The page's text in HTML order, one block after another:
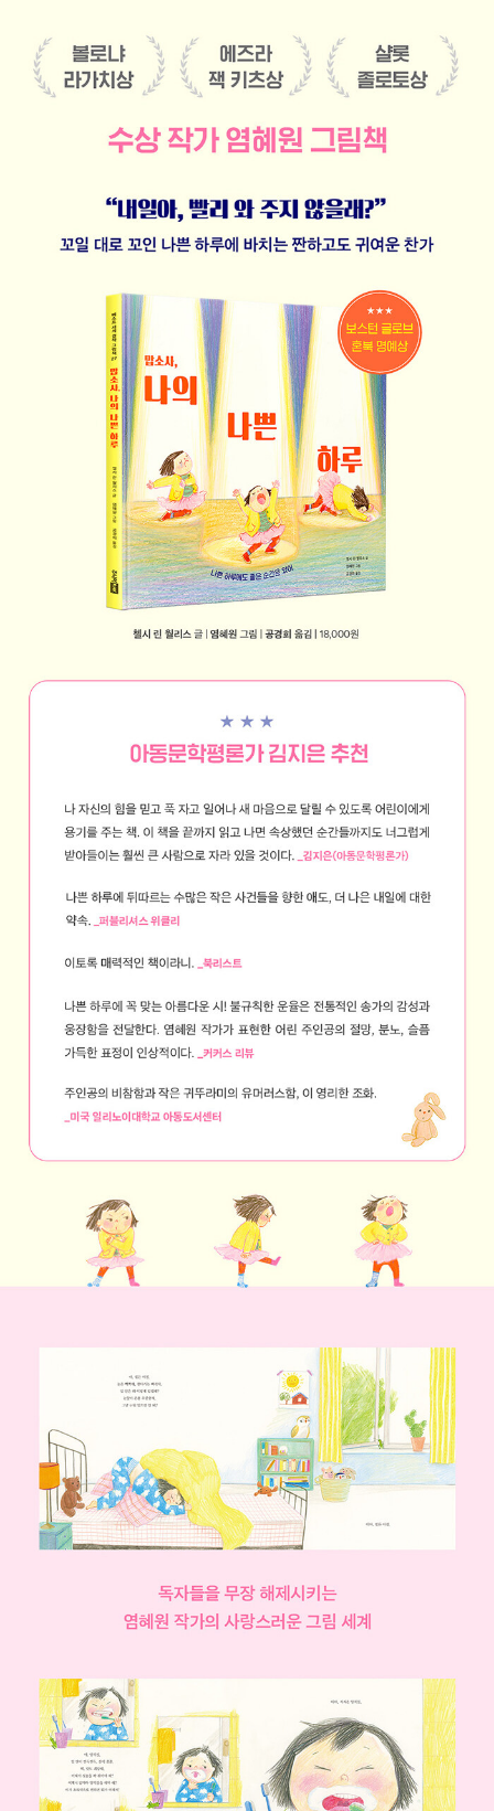
게일』 등이 있으며, 에세이 『아직도 거기, 머물다』를 썼다.